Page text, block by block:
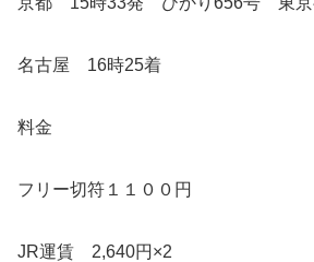
名古屋 16時25着
料金
フリー切符１１００円
JR運賃 2,640円×2